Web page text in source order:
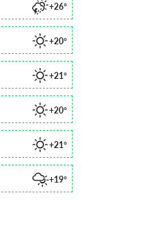
+26°
+20°
+21°
+20°
+21°
+19°